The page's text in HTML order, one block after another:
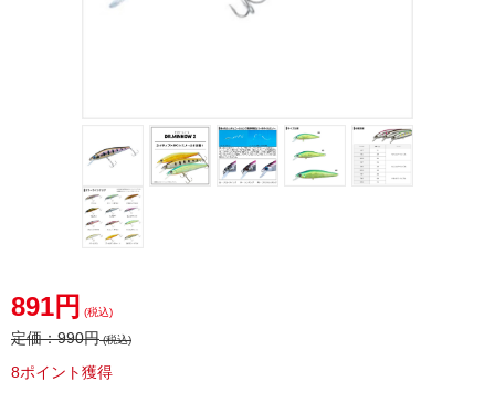
891円 (税込)
定価：990円(税込)
8ポイント獲得